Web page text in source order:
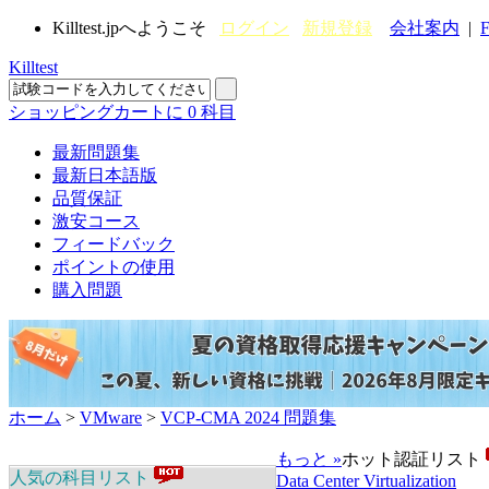
Killtest.jpへようこそ ログイン 新規登録 会社案内 |
Killtest
ショッピングカートに 0 科目
最新問題集
最新日本語版
品質保証
激安コース
フィードバック
ポイントの使用
購入問題
ホーム > VMware > VCP-CMA 2024 問題集
人気の科目リスト
もっと »ホット認証リスト
Data Center Virtualization